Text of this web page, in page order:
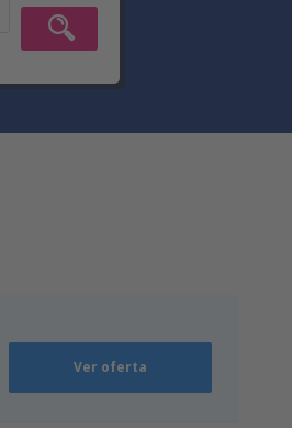
Ver oferta